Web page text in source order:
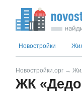
Новостройки
Новостройки.орг →
ЖК